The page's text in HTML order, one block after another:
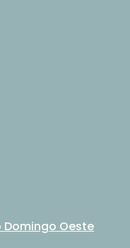
Oeste